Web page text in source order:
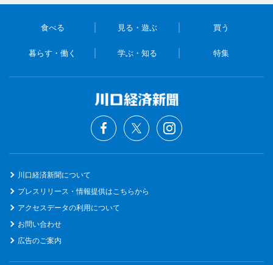
食べる 見る・遊ぶ 買う
暮らす・働く 学ぶ・知る 特集
川口経済新聞について
プレスリリース・情報提供はこちらから
アクセスデータの利用について
お問い合わせ
広告のご案内